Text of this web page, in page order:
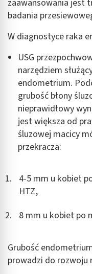
zaawansowania jest
badania
W diagnostyce raka
USG
narzędziem
endometrium.
grubość błony
nieprawidłowy
jest większa od
śluzowej macicy
przekracza:
4-5 mm u kobiet
HTZ,
8 mm u kobiet po
Grubość
prowadzi do rozwoju